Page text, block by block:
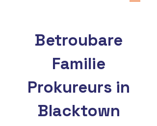
Betroubare
Familie
Prokureurs in
Blacktown